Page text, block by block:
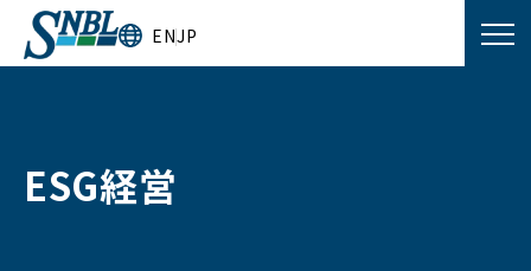
ENJP
ESG経営